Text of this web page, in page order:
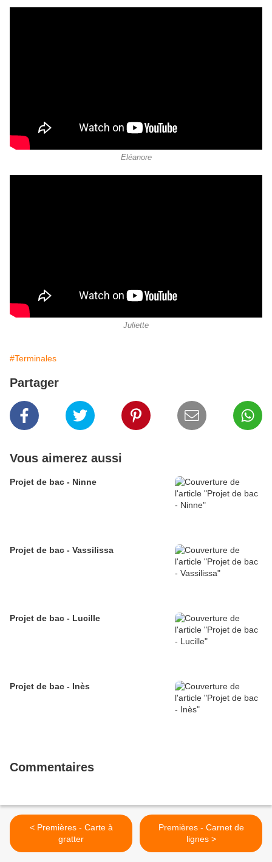
Eléanore
Juliette
#Terminales
Partager
Vous aimerez aussi
Projet de bac - Ninne
Projet de bac - Vassilissa
Projet de bac - Lucille
Projet de bac - Inès
Commentaires
< Premières - Carte à
gratter
Premières - Carnet de
lignes >